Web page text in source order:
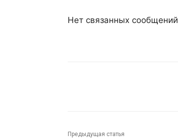
Нет связанных сообщений
Предыдущая статья